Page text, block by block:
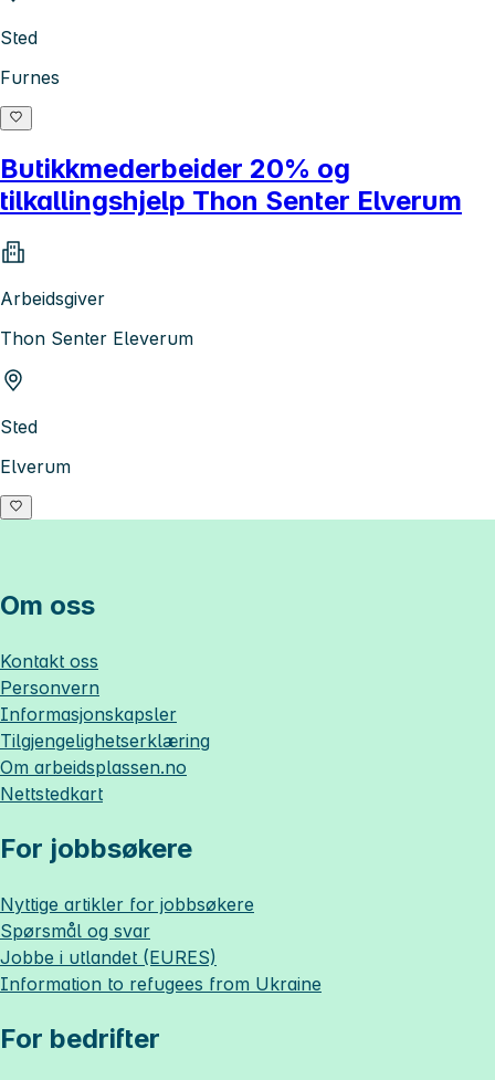
Sted
Furnes
Butikkmederbeider 20% og
tilkallingshjelp Thon Senter Elverum
Arbeidsgiver
Thon Senter Eleverum
Sted
Elverum
Om oss
Kontakt oss
Personvern
Informasjonskapsler
Tilgjengelighetserklæring
Om arbeidsplassen.no
Nettstedkart
For jobbsøkere
Nyttige artikler for jobbsøkere
Spørsmål og svar
Jobbe i utlandet (EURES)
Information to refugees from Ukraine
For bedrifter